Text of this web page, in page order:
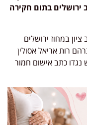
תושב ירושלים בתום חקירה
במחוז ירושלים
רות אריאל אסולין
נגדו כתב אישום חמור